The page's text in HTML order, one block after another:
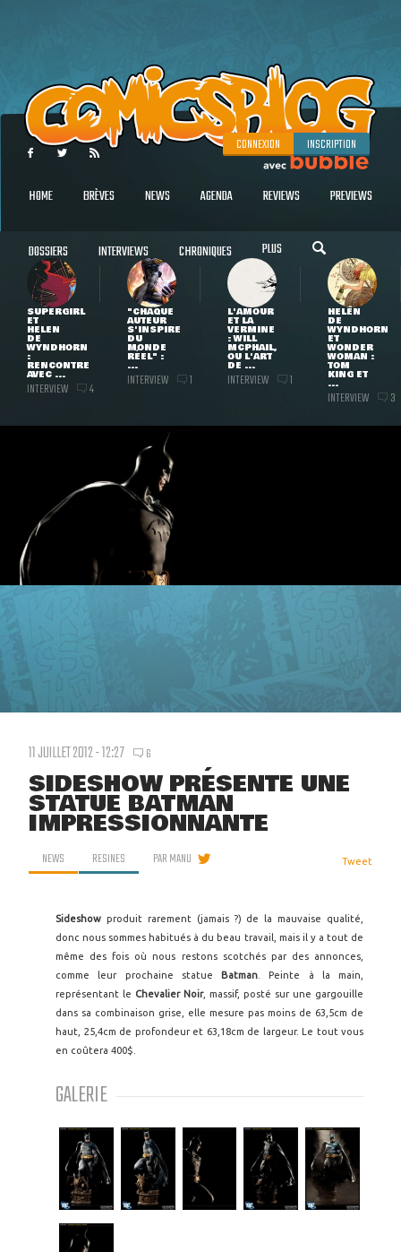
CONNEXION INSCRIPTION
HOME BRÈVES NEWS AGENDA REVIEWS PREVIEWS
DOSSIERS INTERVIEWS CHRONIQUES PLUS
SUPERGIRL
ET
HELEN
DE
WYNDHORN
:
RENCONTRE
AVEC ...
INTERVIEW 4
"CHAQUE
AUTEUR
S'INSPIRE
DU
MONDE
RÉEL" :
...
INTERVIEW 1
L'AMOUR
ET LA
VERMINE
: WILL
MCPHAIL,
OU L'ART
DE ...
INTERVIEW 1
HELEN
DE
WYNDHORN
ET
WONDER
WOMAN :
TOM
KING ET
...
INTERVIEW 3
11 JUILLET 2012 - 12:27 6
SIDESHOW PRÉSENTE UNE
STATUE BATMAN
IMPRESSIONNANTE
NEWS RESINES PARMANU Tweet
Sideshow produit rarement (jamais ?) de la mauvaise qualité,
donc nous sommes habitués à du beau travail, mais il y a tout de
même des fois où nous restons scotchés par des annonces,
comme leur prochaine statue Batman . Peinte à la main,
représentant le Chevalier Noir, massif, posté sur une gargouille
dans sa combinaison grise, elle mesure pas moins de 63,5cm de
haut, 25,4cm de profondeur et 63,18cm de largeur. Le tout vous
en coûtera 400$.
GALERIE